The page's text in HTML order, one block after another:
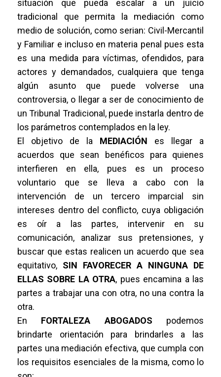
situación que pueda escalar a un juicio
tradicional que permita la mediación como
medio de solución, como serian: Civil-Mercantil
y Familiar e incluso en materia penal pues esta
es una medida para víctimas, ofendidos, para
actores y demandados, cualquiera que tenga
algún asunto que puede volverse una
controversia, o llegar a ser de conocimiento de
un Tribunal Tradicional, puede instarla dentro de
los parámetros contemplados en la ley.
El objetivo de la MEDIACIÓN es llegar a
acuerdos que sean benéficos para quienes
interfieren en ella, pues es un proceso
voluntario que se lleva a cabo con la
intervención de un tercero imparcial sin
intereses dentro del conflicto, cuya obligación
es oír a las partes, intervenir en su
comunicación, analizar sus pretensiones, y
buscar que estas realicen un acuerdo que sea
equitativo, SIN FAVORECER A NINGUNA DE
ELLAS SOBRE LA OTRA, pues encamina a las
partes a trabajar una con otra, no una contra la
otra.
En FORTALEZA ABOGADOS podemos
brindarte orientación para brindarles a las
partes una mediación efectiva, que cumpla con
los requisitos esenciales de la misma, como lo